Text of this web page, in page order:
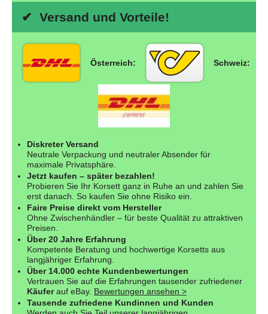
✔ Versand und Vorteile!
Österreich: Schweiz:
Diskreter Versand
Neutrale Verpackung und neutraler Absender für
maximale Privatsphäre.
Jetzt kaufen – später bezahlen!
Probieren Sie Ihr Korsett ganz in Ruhe an und zahlen Sie
erst danach. So kaufen Sie ohne Risiko ein.
Faire Preise direkt vom Hersteller
Ohne Zwischenhändler – für beste Qualität zu attraktiven
Preisen.
Über 20 Jahre Erfahrung
Kompetente Beratung und hochwertige Korsetts aus
langjähriger Erfahrung.
Über 14.000 echte Kundenbewertungen
Vertrauen Sie auf die Erfahrungen tausender zufriedener
Käuferauf eBay. Bewertungen ansehen >
Tausende zufriedene Kundinnen und Kunden